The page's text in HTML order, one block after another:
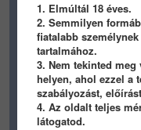
1. Elmúltál 18 éves.
2. Semmilyen
fiatalabb
tartalmához.
3. Nem tekinted
helyen, ahol ezzel a
szabályozást,
4. Az oldalt teljes
látogatod.